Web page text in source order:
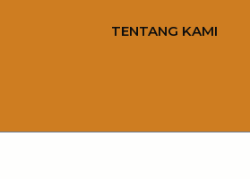
TENTANG KAMI